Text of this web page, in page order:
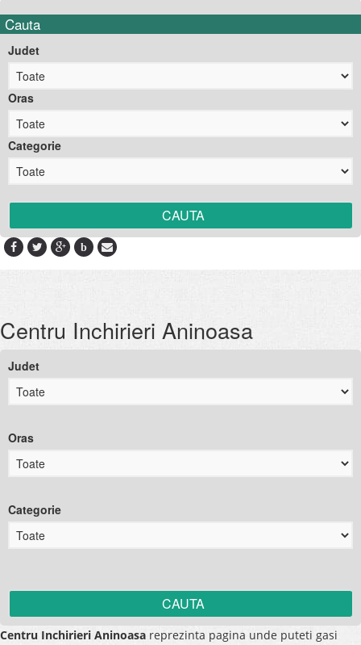
Cauta
Judet
Oras
Categorie
b
Centru Inchirieri Aninoasa
Judet
Oras
Categorie
Centru Inchirieri Aninoasa reprezinta pagina unde puteti gasi